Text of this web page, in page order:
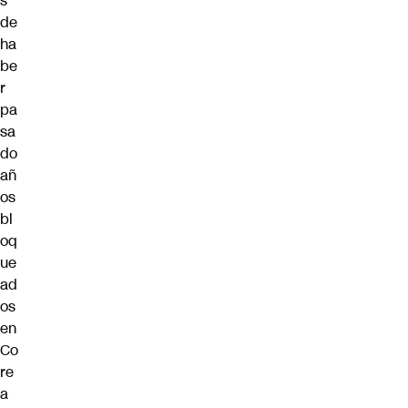
de
ha
be
r
pa
sa
do
añ
os
bl
oq
ue
ad
os
en
Co
re
a